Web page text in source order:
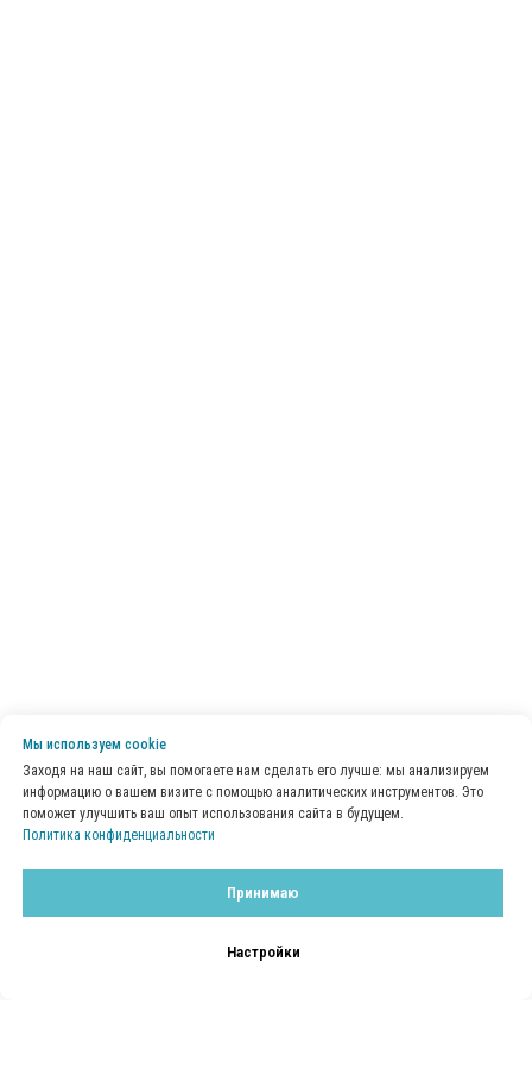
Мы используем сookie
Заходя на наш сайт, вы помогаете нам сделать его лучше: мы анализируем
информацию о вашем визите с помощью аналитических инструментов. Это
поможет улучшить ваш опыт использования сайта в будущем.
Политика конфиденциальности
Принимаю
Настройки